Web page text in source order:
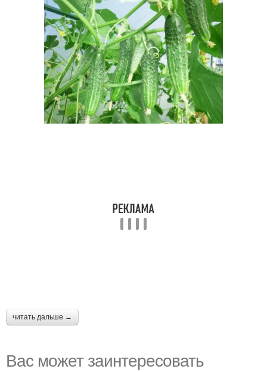
читать дальше →
Вас может заинтересовать